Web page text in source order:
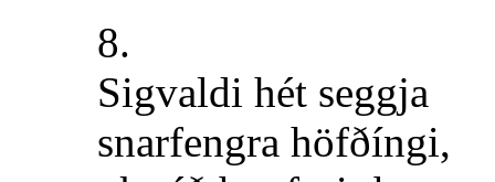
8.
Sigvaldi hét seggja
snarfengra höfðíngi,